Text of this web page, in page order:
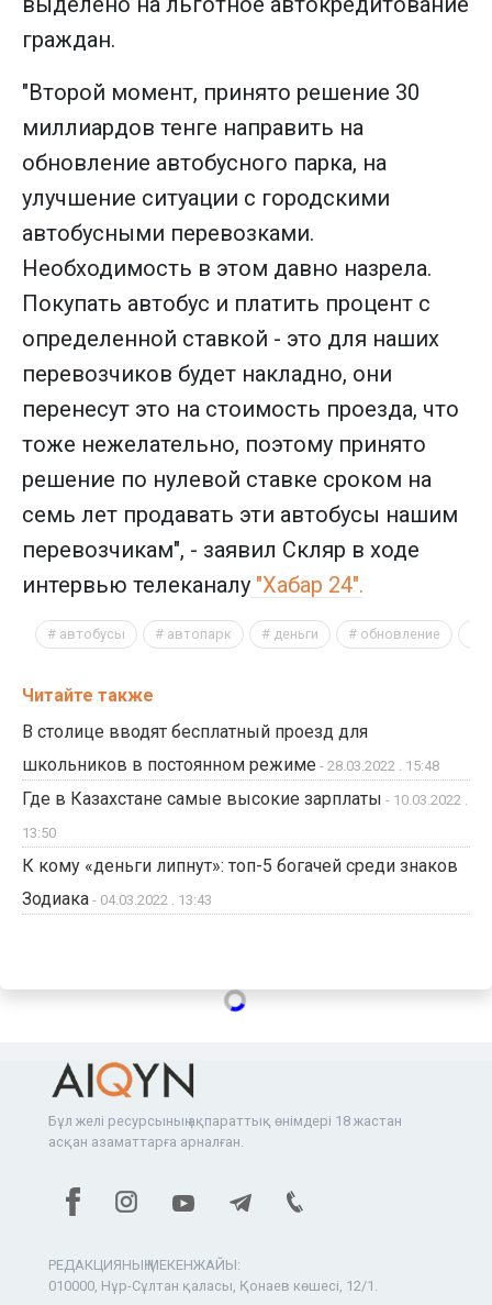
граждан.
"Второй момент, принято решение 30
миллиардов тенге направить на
обновление автобусного парка, на
улучшение ситуации с городскими
автобусными перевозками.
Необходимость в этом давно назрела.
Покупать автобус и платить процент с
определенной ставкой - это для наших
перевозчиков будет накладно, они
перенесут это на стоимость проезда, что
тоже нежелательно, поэтому принято
решение по нулевой ставке сроком на
семь лет продавать эти автобусы нашим
перевозчикам", - заявил Скляр в ходе
интервью телеканалу "Хабар 24".
автобусы автопарк деньги обновление
Читайте также
В столице вводят бесплатный проезд для
школьников в постоянном режиме - 28.03.2022 . 15:48
Где в Казахстане самые высокие зарплаты - 10.03.2022 .
13:50
К кому «деньги липнут»: топ-5 богачей среди знаков
Зодиака - 04.03.2022 . 13:43
Бұл желі ресурсының ақпараттық өнімдері 18 жастан
асқан азаматтарға арналған.
РЕДАКЦИЯНЫҢ МЕКЕНЖАЙЫ:
010000, Нұр-Сұлтан қаласы, Қонаев көшесі, 12/1.